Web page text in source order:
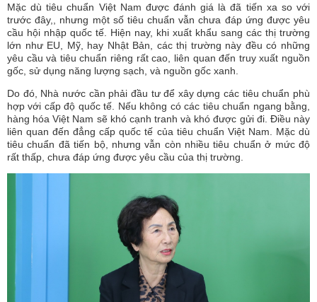
Mặc dù tiêu chuẩn Việt Nam được đánh giá là đã tiến xa so với
trước đây,, nhưng một số tiêu chuẩn vẫn chưa đáp ứng được yêu
cầu hội nhập quốc tế. Hiện nay, khi xuất khẩu sang các thị trường
lớn như EU, Mỹ, hay Nhật Bản, các thị trường này đều có những
yêu cầu và tiêu chuẩn riêng rất cao, liên quan đến truy xuất nguồn
gốc, sử dụng năng lượng sạch, và nguồn gốc xanh.
Do đó, Nhà nước cần phải đầu tư để xây dựng các tiêu chuẩn phù
hợp với cấp độ quốc tế. Nếu không có các tiêu chuẩn ngang bằng,
hàng hóa Việt Nam sẽ khó cạnh tranh và khó được gửi đi. Điều này
liên quan đến đẳng cấp quốc tế của tiêu chuẩn Việt Nam. Mặc dù
tiêu chuẩn đã tiến bộ, nhưng vẫn còn nhiều tiêu chuẩn ở mức độ
rất thấp, chưa đáp ứng được yêu cầu của thị trường.